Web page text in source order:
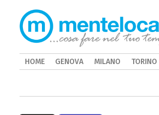
HOME GENOVA MILANO TORINO